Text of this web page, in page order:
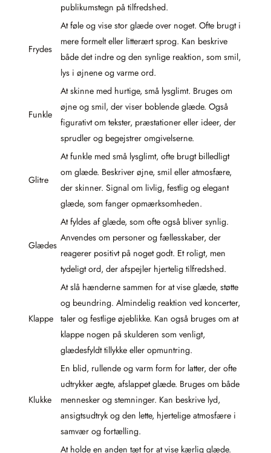
publikumstegn på tilfredshed.
Frydes
At føle og vise stor glæde over noget. Ofte brugt i
mere formelt eller litterært sprog. Kan beskrive
både det indre og den synlige reaktion, som smil,
lys i øjnene og varme ord.
Funkle
At skinne med hurtige, små lysglimt. Bruges om
øjne og smil, der viser boblende glæde. Også
figurativt om tekster, præstationer eller ideer, der
sprudler og begejstrer omgivelserne.
Glitre
At funkle med små lysglimt, ofte brugt billedligt
om glæde. Beskriver øjne, smil eller atmosfære,
der skinner. Signal om livlig, festlig og elegant
glæde, som fanger opmærksomheden.
Glædes
At fyldes af glæde, som ofte også bliver synlig.
Anvendes om personer og fællesskaber, der
reagerer positivt på noget godt. Et roligt, men
tydeligt ord, der afspejler hjertelig tilfredshed.
Klappe
At slå hænderne sammen for at vise glæde, støtte
og beundring. Almindelig reaktion ved koncerter,
taler og festlige øjeblikke. Kan også bruges om at
klappe nogen på skulderen som venligt,
glædesfyldt tillykke eller opmuntring.
Klukke
En blid, rullende og varm form for latter, der ofte
udtrykker ægte, afslappet glæde. Bruges om både
mennesker og stemninger. Kan beskrive lyd,
ansigtsudtryk og den lette, hjertelige atmosfære i
samvær og fortælling.
At holde en anden tæt for at vise kærlig glæde.